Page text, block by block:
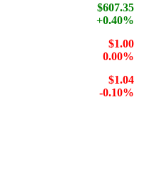
$607.35
+0.40%
$1.00
0.00%
$1.04
-0.10%